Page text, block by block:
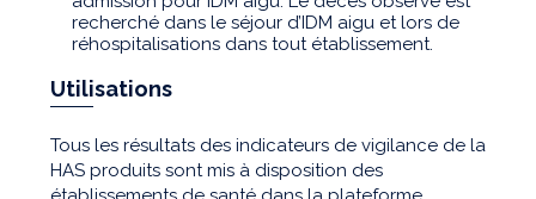
recherché dans le séjour d’IDM aigu et lors de
réhospitalisations dans tout établissement.
Utilisations
Tous les résultats des indicateurs de vigilance de la
HAS produits sont mis à disposition des